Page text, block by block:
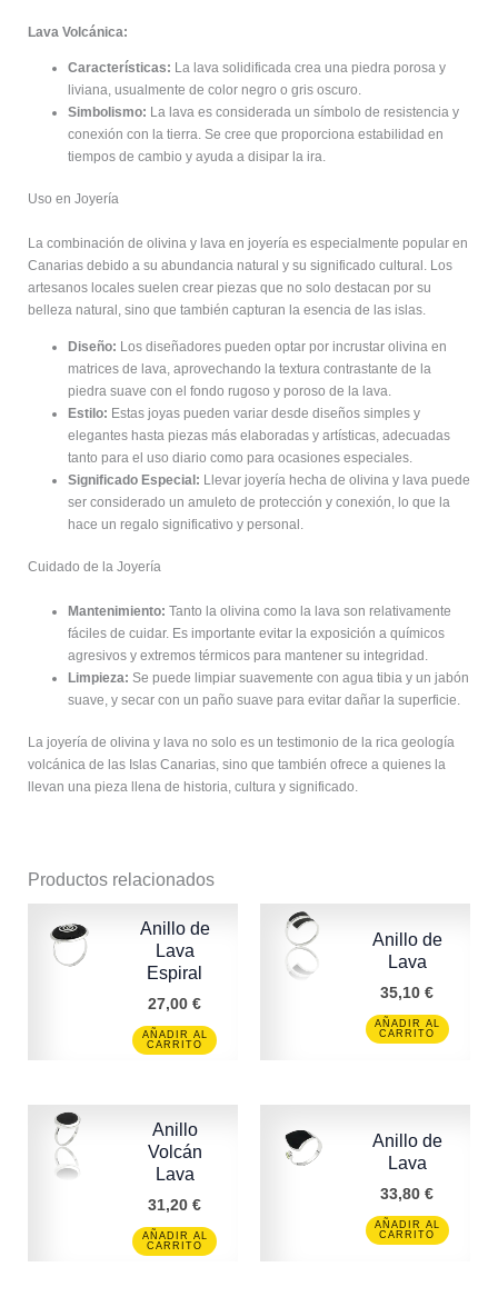
Lava Volcánica:
Características: La lava solidificada crea una piedra porosa y
liviana, usualmente de color negro o gris oscuro.
Simbolismo: La lava es considerada un símbolo de resistencia y
conexión con la tierra. Se cree que proporciona estabilidad en
tiempos de cambio y ayuda a disipar la ira.
Uso en Joyería
La combinación de olivina y lava en joyería es especialmente popular en
Canarias debido a su abundancia natural y su significado cultural. Los
artesanos locales suelen crear piezas que no solo destacan por su
belleza natural, sino que también capturan la esencia de las islas.
Diseño: Los diseñadores pueden optar por incrustar olivina en
matrices de lava, aprovechando la textura contrastante de la
piedra suave con el fondo rugoso y poroso de la lava.
Estilo: Estas joyas pueden variar desde diseños simples y
elegantes hasta piezas más elaboradas y artísticas, adecuadas
tanto para el uso diario como para ocasiones especiales.
Significado Especial: Llevar joyería hecha de olivina y lava puede
ser considerado un amuleto de protección y conexión, lo que la
hace un regalo significativo y personal.
Cuidado de la Joyería
Mantenimiento: Tanto la olivina como la lava son relativamente
fáciles de cuidar. Es importante evitar la exposición a químicos
agresivos y extremos térmicos para mantener su integridad.
Limpieza: Se puede limpiar suavemente con agua tibia y un jabón
suave, y secar con un paño suave para evitar dañar la superficie.
La joyería de olivina y lava no solo es un testimonio de la rica geología
volcánica de las Islas Canarias, sino que también ofrece a quienes la
llevan una pieza llena de historia, cultura y significado.
Productos relacionados
Anillo de
Lava
Espiral
27,00€
AÑADIR AL
CARRITO
Anillo de
Lava
35,10€
AÑADIR AL
CARRITO
Anillo
Volcán
Lava
31,20€
AÑADIR AL
CARRITO
Anillo de
Lava
33,80€
AÑADIR AL
CARRITO